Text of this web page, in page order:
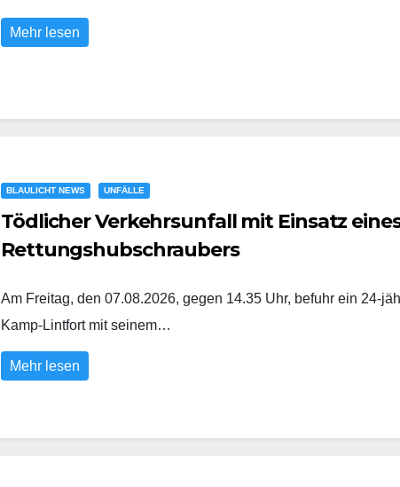
Mehr lesen
BLAULICHT NEWS UNFÄLLE
Tödlicher Verkehrsunfall mit Einsatz
Rettungshubschraubers
Am Freitag, den 07.08.2026, gegen 14.35 Uhr, befuhr ein 24-
Kamp-Lintfort mit seinem…
Mehr lesen